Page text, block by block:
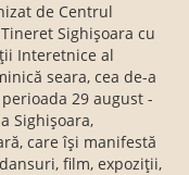
de Centrul
Sighișoara cu
Interetnice al
seara, cea de-a
29 august -
Sighișoara,
care își manifestă
film, expoziții,